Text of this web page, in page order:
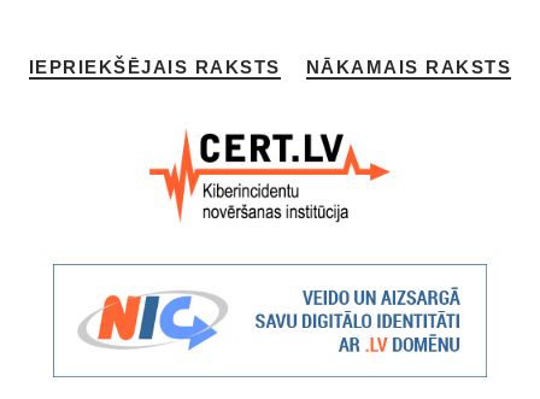
IEPRIEKŠĒJAIS RAKSTS NĀKAMAIS RAKSTS